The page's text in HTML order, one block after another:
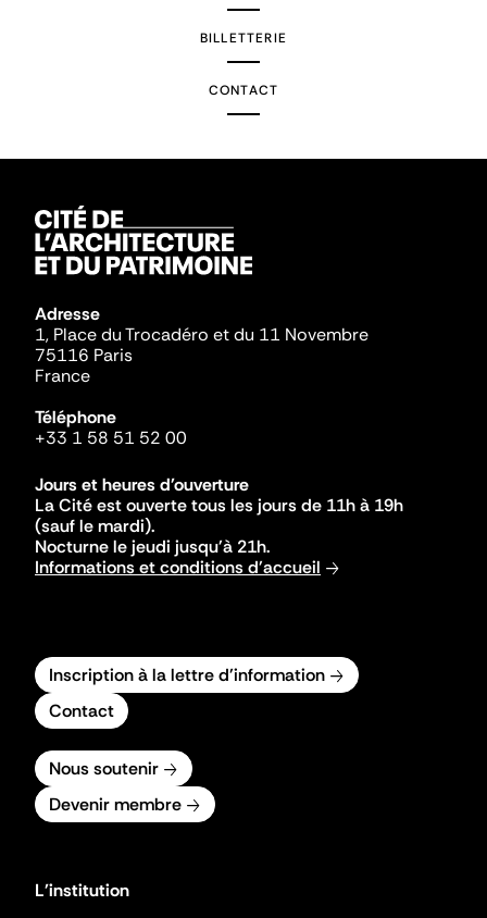
BILLETTERIE
CONTACT
Adresse
1, Place du Trocadéro et du 11 Novembre
75116 Paris
France
Téléphone
+33 1 58 51 52 00
Jours et heures d'ouverture
La Cité est ouverte tous les jours de 11h à 19h
(sauf le mardi).
Nocturne le jeudi jusqu'à 21h.
Informations et conditions d'accueil
Inscription à la lettre d'information
Contact
Nous soutenir
Devenir membre
L'institution